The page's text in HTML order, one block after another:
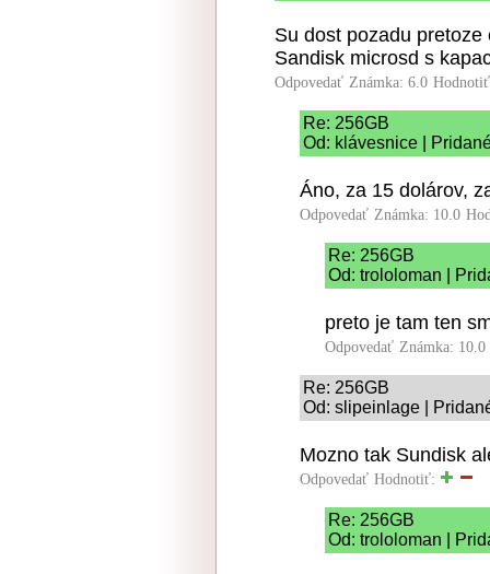
Su dost pozadu
Sandisk microsd s
Odpovedať Známka: 6.0
Re: 256GB
Od: klávesnice |
Áno, za 15 dolárov,
Odpovedať Známka: 10.0
Re: 256GB
Od: trololoman |
preto je tam ten
Odpovedať Známka: 10.0
Re: 256GB
Od: slipeinlage |
Mozno tak Sundisk
Odpovedať Hodnotiť:
Re: 256GB
Od: trololoman |